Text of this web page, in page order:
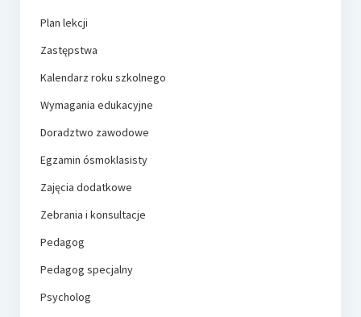
Plan lekcji
Zastępstwa
Kalendarz roku szkolnego
Wymagania edukacyjne
Doradztwo zawodowe
Egzamin ósmoklasisty
Zajęcia dodatkowe
Zebrania i konsultacje
Pedagog
Pedagog specjalny
Psycholog